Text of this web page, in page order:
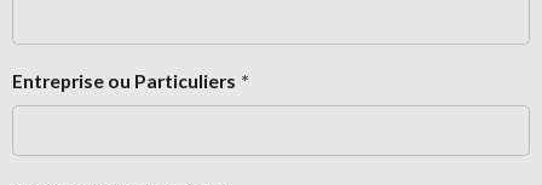
Entreprise ou Particuliers